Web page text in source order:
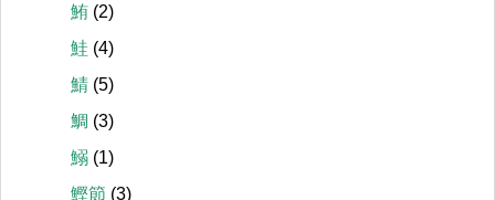
鮪 (2)
鮭 (4)
鯖 (5)
鯛 (3)
鰯 (1)
鰹節 (3)